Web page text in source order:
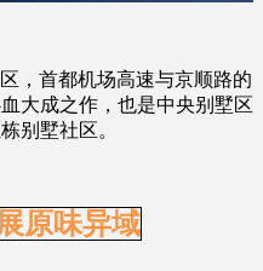
首都机场高速与京顺路的
大成之作，也是中央别墅区
别墅社区。
原味异域